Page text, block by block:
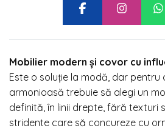
Mobilier modern şi covor cu
Este o soluţie la modă, dar
armonioasă trebuie să alegi un
definită, în linii drepte, fără texturi
stridente care să concureze cu